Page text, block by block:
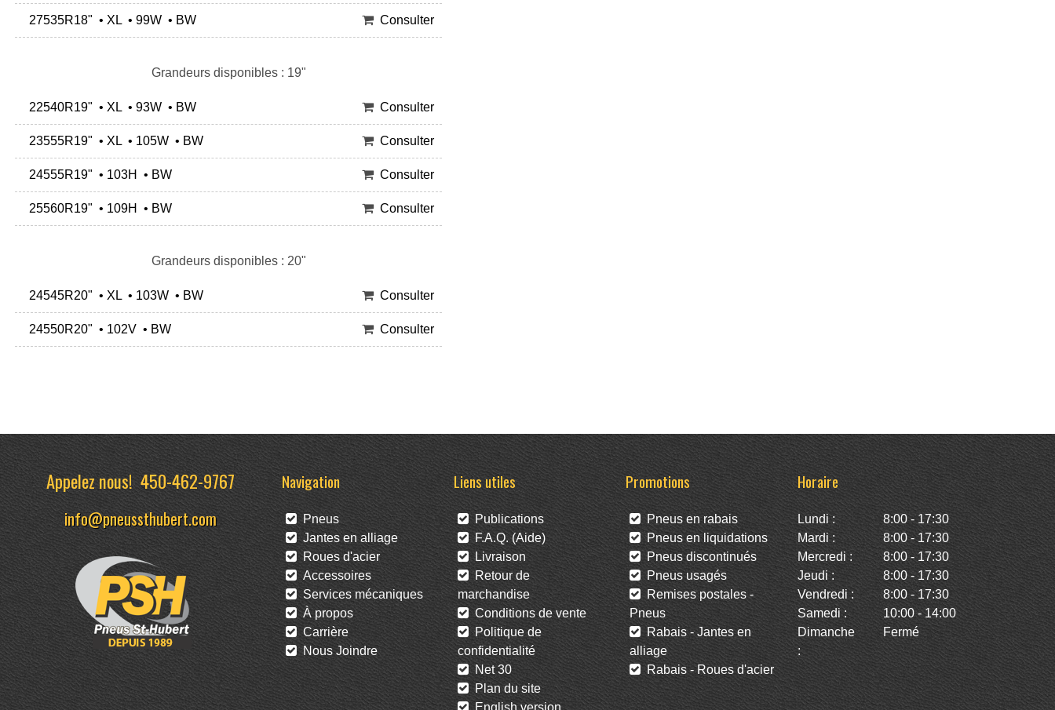
27535R18" • XL • 99W • BW Consulter
Grandeurs disponibles : 19"
22540R19" • XL • 93W • BW Consulter
23555R19" • XL • 105W • BW Consulter
24555R19" • 103H • BW Consulter
25560R19" • 109H • BW Consulter
Grandeurs disponibles : 20"
24545R20" • XL • 103W • BW Consulter
24550R20" • 102V • BW Consulter
Appelez nous!450-462-9767
info@pneussthubert.com
Navigation
Pneus
Jantes en alliage
Roues d'acier
Accessoires
Services mécaniques
À propos
Carrière
Nous Joindre
Liens utiles
Publications
F.A.Q. (Aide)
Livraison
Retour de
marchandise
Conditions de vente
Politique de
confidentialité
Net 30
Plan du site
Promotions
Pneus en rabais
Pneus en liquidations
Pneus discontinués
Pneus usagés
Remises postales -
Pneus
Rabais - Jantes en
alliage
Rabais - Roues d'acier
Horaire
Lundi :
8:00 - 17:30
Mardi :
8:00 - 17:30
Mercredi :
8:00 - 17:30
Jeudi :
8:00 - 17:30
Vendredi :
8:00 - 17:30
Samedi :
10:00 - 14:00
Dimanche
:
Fermé